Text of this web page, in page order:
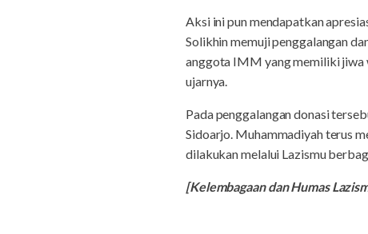
Aksi ini pun mendapatkan
Solikhin memuji penggalangan
anggota IMM yang memiliki jiwa
ujarnya.
Pada penggalangan donasi
Sidoarjo. Muhammadiyah terus
dilakukan melalui Lazismu
[Kelembagaan dan Humas